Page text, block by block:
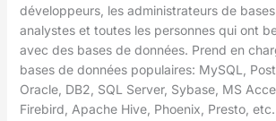
développeurs, les administrateurs de
analystes et toutes les personnes qui ont
avec des bases de données. Prend en
bases de données populaires: MySQL,
Oracle, DB2, SQL Server, Sybase, MS
Firebird, Apache Hive, Phoenix, Presto, etc.